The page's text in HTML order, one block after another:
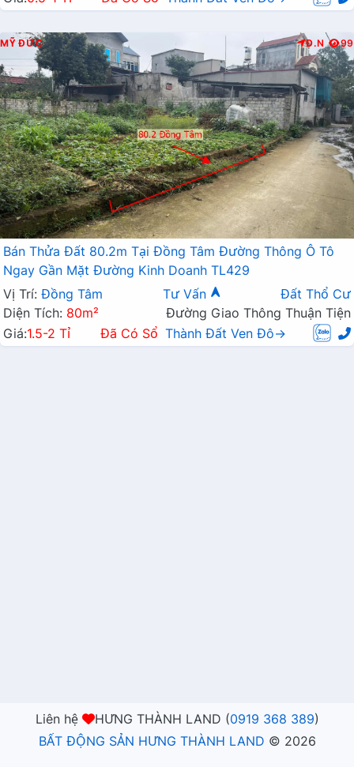
MỸ ĐỨC Đ.N 99
Bán Thửa Đất 80.2m Tại Đồng Tâm Đường Thông Ô Tô
Ngay Gần Mặt Đường Kinh Doanh TL429
Vị Trí: Đồng Tâm Tư Vấn
Đất Thổ Cư
Diện Tích: 80m²
Đường Giao Thông Thuận Tiện
Giá:1.5-2 Tỉ Đã Có Sổ Thành Đất Ven Đô→
Liên hệ HƯNG THÀNH LAND (0919 368 389)
BẤT ĐỘNG SẢN HƯNG THÀNH LAND © 2026